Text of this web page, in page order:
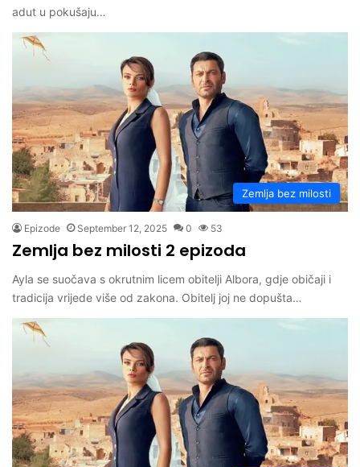
adut u pokušaju…
Zemlja bez milosti
Epizode September 12, 2025 0 53
Zemlja bez milosti 2 epizoda
Ayla se suočava s okrutnim licem obitelji Albora, gdje običaji i
tradicija vrijede više od zakona. Obitelj joj ne dopušta…